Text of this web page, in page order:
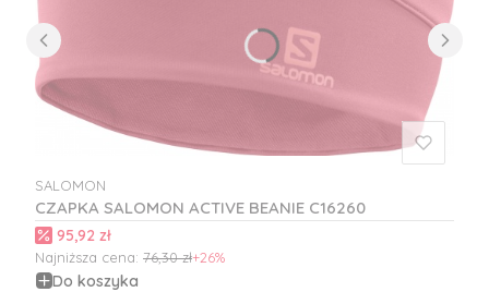
CZAPKA SALOMON ACTIVE BEANIE C16260
PRODUCENT
SALOMON
Cena promocyjna
95,92 zł
Najniższa cena: 76,30 zł+26%
Do koszyka